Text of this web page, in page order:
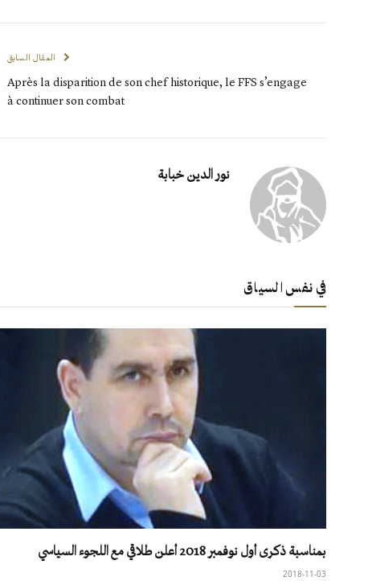
المقال السابق
Après la disparition de son chef historique, le FFS s’engage
à continuer son combat
نور الدين خبابة
في نفس السياق
بمناسبة ذكرى أول نوفمبر 2018 أعلن طلاقي مع اللجوء السياسي
2018-11-03